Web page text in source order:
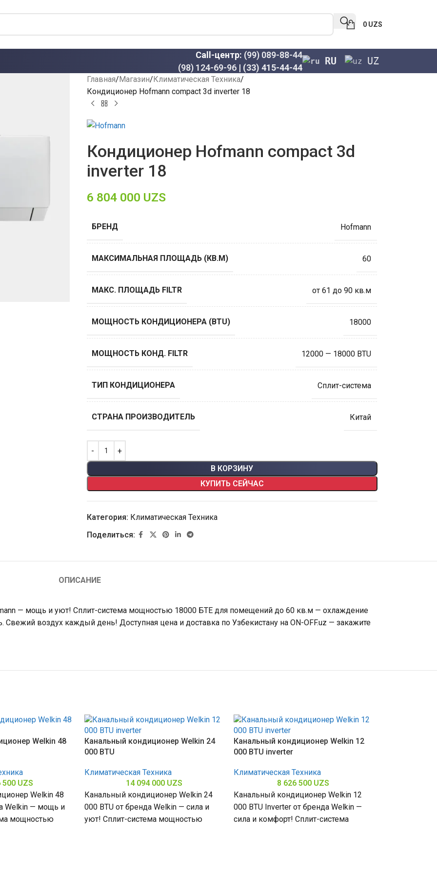
0 UZS
Call-центр: (99) 089-88-44
(98) 124-69-96 | (33) 415-44-44
RU UZ
Главная Магазин Климатическая Техника
Кондиционер Hofmann compact 3d inverter 18
Кондиционер Hofmann compact 3d
inverter 18
6 804 000 UZS
БРЕНД Hofmann
МАКСИМАЛЬНАЯ ПЛОЩАДЬ (КВ.М) 60
МАКС. ПЛОЩАДЬ FILTR от 61 до 90 кв.м
МОЩНОСТЬ КОНДИЦИОНЕРА (BTU) 18000
МОЩНОСТЬ КОНД. FILTR 12000 — 18000 BTU
ТИП КОНДИЦИОНЕРА Сплит-система
СТРАНА ПРОИЗВОДИТЕЛЬ Китай
В КОРЗИНУ
КУПИТЬ СЕЙЧАС
Категория: Климатическая Техника
Поделиться:
ОПИСАНИЕ
— мощь и уют! Сплит-система мощностью 18000 БТЕ для помещений до 60 кв.м — охлаждение
воздух каждый день! Доступная цена и доставка по Узбекистану на ON-OFF.uz — закажите
Welkin 48
500 UZS
Welkin 48
Welkin — мощь и
мощностью
Канальный кондиционер Welkin 24
000 BTU
Климатическая Техника
14 094 000 UZS
Канальный кондиционер Welkin 24
000 BTU от бренда Welkin — сила и
уют! Сплит-система мощностью
Канальный кондиционер Welkin 12
000 BTU inverter
Климатическая Техника
8 626 500 UZS
Канальный кондиционер Welkin 12
000 BTU Inverter от бренда Welkin —
сила и комфорт! Сплит-система